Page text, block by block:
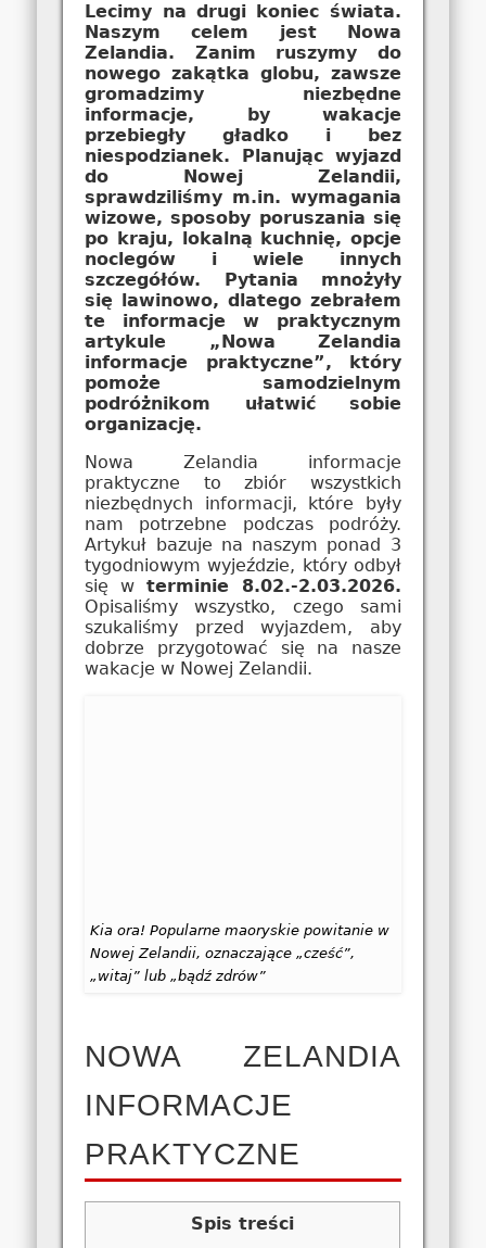
Lecimy na drugi koniec świata.
Naszym celem jest Nowa
Zelandia. Zanim ruszymy do
nowego zakątka globu, zawsze
gromadzimy niezbędne
informacje, by wakacje
przebiegły gładko i bez
niespodzianek. Planując wyjazd
do Nowej Zelandii,
sprawdziliśmy m.in. wymagania
wizowe, sposoby poruszania się
po kraju, lokalną kuchnię, opcje
noclegów i wiele innych
szczegółów. Pytania mnożyły
się lawinowo, dlatego zebrałem
te informacje w praktycznym
artykule „Nowa Zelandia
informacje praktyczne”, który
pomoże samodzielnym
podróżnikom ułatwić sobie
organizację.
Nowa Zelandia informacje
praktyczne to zbiór wszystkich
niezbędnych informacji, które były
nam potrzebne podczas podróży.
Artykuł bazuje na naszym ponad 3
tygodniowym wyjeździe, który odbył
się w terminie 8.02.-2.03.2026.
Opisaliśmy wszystko, czego sami
szukaliśmy przed wyjazdem, aby
dobrze przygotować się na nasze
wakacje w Nowej Zelandii.
Kia ora! Popularne maoryskie powitanie w
Nowej Zelandii, oznaczające „cześć”,
„witaj” lub „bądź zdrów”
NOWA ZELANDIA
INFORMACJE
PRAKTYCZNE
Spis treści